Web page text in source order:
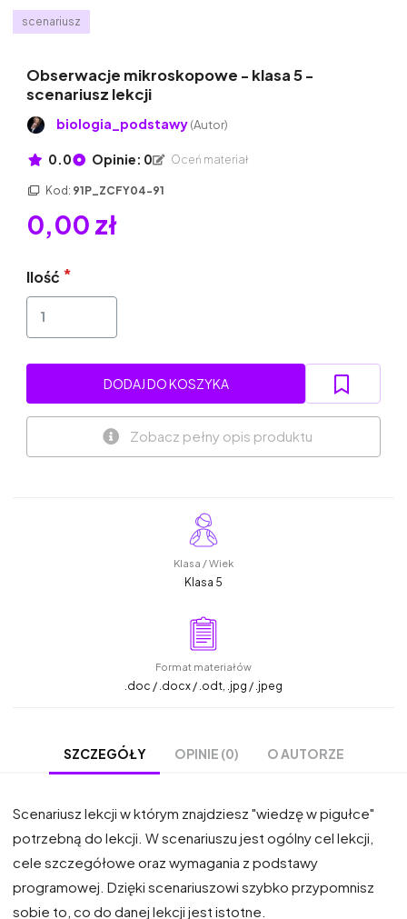
scenariusz
Obserwacje mikroskopowe - klasa 5 -
scenariusz lekcji
biologia_podstawy(Autor)
0.0 Opinie: 0 Oceń materiał
Kod: 91P_ZCFY04-91
0,00 zł
Ilość
DODAJ DO KOSZYKA
Zobacz pełny opis produktu
Klasa / Wiek
Klasa 5
Format materiałów
.doc / .docx / .odt, .jpg / .jpeg
SZCZEGÓŁY OPINIE (0) O AUTORZE
Scenariusz lekcji w którym znajdziesz "wiedzę w pigułce"
potrzebną do lekcji. W scenariuszu jest ogólny cel lekcji,
cele szczegółowe oraz wymagania z podstawy
programowej. Dzięki scenariuszowi szybko przypomnisz
sobie to, co do danej lekcji jest istotne.